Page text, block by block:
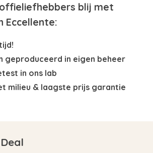
blij met
Eccellente:
geproduceerd in eigen beheer
in ons lab
milieu & laagste prijs garantie